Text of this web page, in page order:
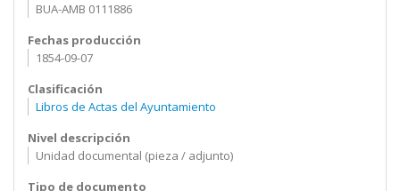
BUA-AMB 0111886
Fechas producción
1854-09-07
Clasificación
Libros de Actas del Ayuntamiento
Nivel descripción
Unidad documental (pieza / adjunto)
Tipo de documento